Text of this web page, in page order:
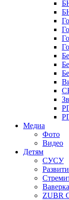
Медиа
Фото
Видео
Детям
СУСУ
ZUBR